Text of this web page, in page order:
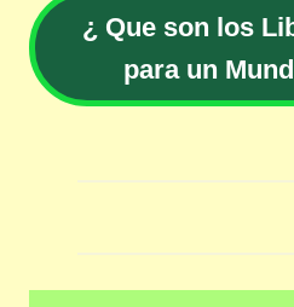
¿ Que son los
para un